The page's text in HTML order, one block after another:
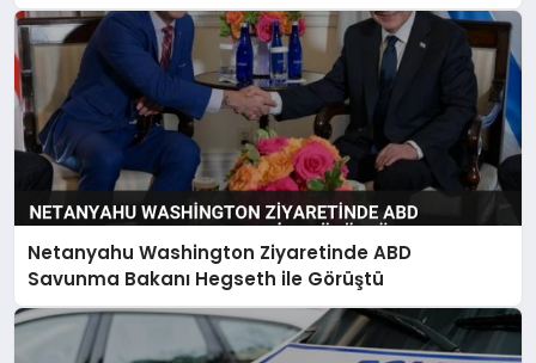
Netanyahu Washington Ziyaretinde ABD
Savunma Bakanı Hegseth ile Görüştü